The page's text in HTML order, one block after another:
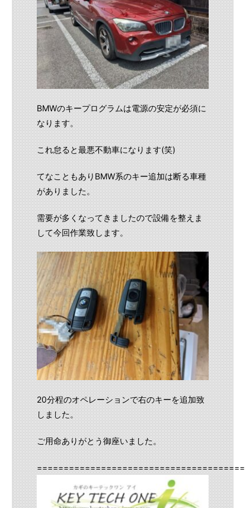
BMWのキープログラムは電源の安定が必須に
なります。
これ怠ると最悪不動車になります(笑)
てなこともありBMW系のキー追加は断る車種
がありました。
需要が多くなってきましたので設備を整えま
して今回作業致します。
20分程のオペレーションで右のキーを追加致
しました。
ご用命ありがとう御座いました。